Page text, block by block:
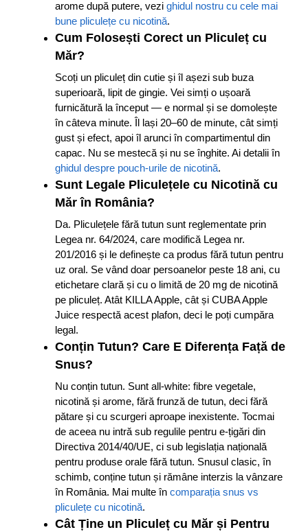
arome după putere, vezi ghidul nostru cu cele mai
bune pliculețe cu nicotină.
Cum Folosești Corect un Pliculeț cu
Măr?
Scoți un pliculeț din cutie și îl așezi sub buza
superioară, lipit de gingie. Vei simți o ușoară
furnicătură la început — e normal și se domolește
în câteva minute. Îl lași 20–60 de minute, cât simți
gust și efect, apoi îl arunci în compartimentul din
capac. Nu se mestecă și nu se înghite. Ai detalii în
ghidul despre pouch-urile de nicotină.
Sunt Legale Pliculețele cu Nicotină cu
Măr în România?
Da. Pliculețele fără tutun sunt reglementate prin
Legea nr. 64/2024, care modifică Legea nr.
201/2016 și le definește ca produs fără tutun pentru
uz oral. Se vând doar persoanelor peste 18 ani, cu
etichetare clară și cu o limită de 20 mg de nicotină
pe pliculeț. Atât KILLA Apple, cât și CUBA Apple
Juice respectă acest plafon, deci le poți cumpăra
legal.
Conțin Tutun? Care E Diferența Față de
Snus?
Nu conțin tutun. Sunt all-white: fibre vegetale,
nicotină și arome, fără frunză de tutun, deci fără
pătare și cu scurgeri aproape inexistente. Tocmai
de aceea nu intră sub regulile pentru e-țigări din
Directiva 2014/40/UE, ci sub legislația națională
pentru produse orale fără tutun. Snusul clasic, în
schimb, conține tutun și rămâne interzis la vânzare
în România. Mai multe în comparația snus vs
pliculețe cu nicotină.
Cât Ține un Pliculeț cu Măr și Pentru